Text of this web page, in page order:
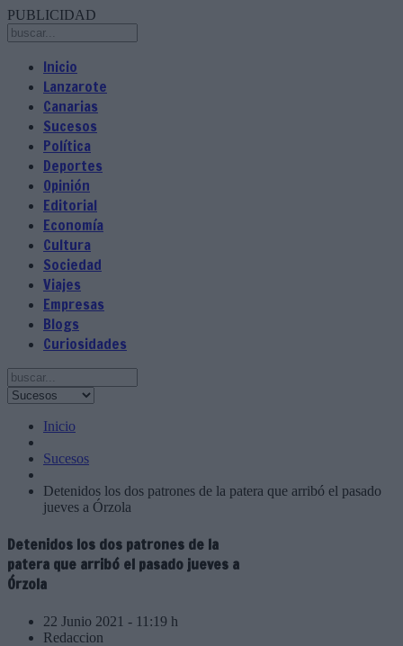
PUBLICIDAD
Inicio
Lanzarote
Canarias
Sucesos
Política
Deportes
Opinión
Editorial
Economía
Cultura
Sociedad
Viajes
Empresas
Blogs
Curiosidades
Inicio
Sucesos
Detenidos los dos patrones de la patera que arribó el pasado
jueves a Órzola
Detenidos los dos patrones de la
patera que arribó el pasado jueves a
Órzola
22 Junio 2021 - 11:19 h
Redaccion